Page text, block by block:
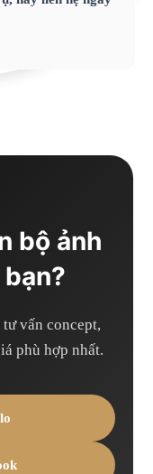
bộ ảnh
vấn concept,
phù hợp nhất.